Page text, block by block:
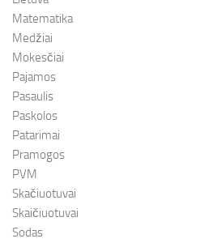
Matematika
Medžiai
Mokesčiai
Pajamos
Pasaulis
Paskolos
Patarimai
Pramogos
PVM
Skačiuotuvai
Skaičiuotuvai
Sodas